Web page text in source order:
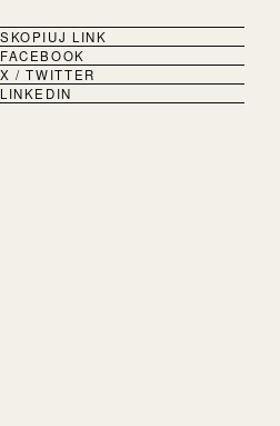
SKOPIUJ LINK
FACEBOOK
X / TWITTER
LINKEDIN